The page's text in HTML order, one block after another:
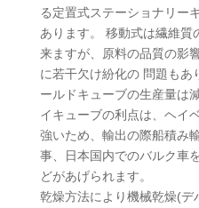
る定置式ステーショナリー
あります。 移動式は繊維質
来ますが、原料の品質の影
に若干欠け紛化の 問題もあ
ールドキューブの生産量は
イキューブの利点は、ヘイ
強いため、輸出の際船積み
事、日本国内でのバルク車
どがあげられます。
乾燥方法により機械乾燥(